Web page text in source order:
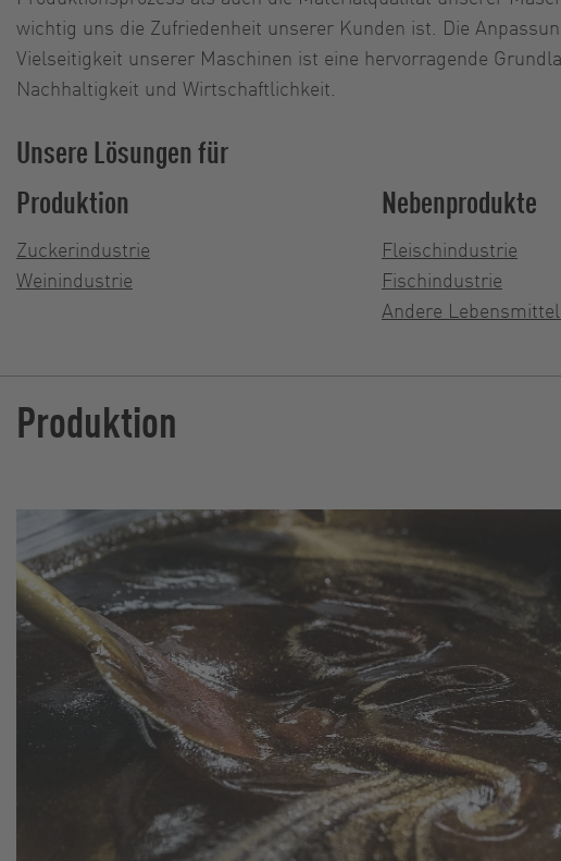
wichtig uns die Zufriedenheit unserer Kunden ist. Die
Vielseitigkeit unserer Maschinen ist eine hervorragende
Nachhaltigkeit und Wirtschaftlichkeit.
Unsere Lösungen für
Produktion
Zuckerindustrie
Weinindustrie
Nebenprodukte
Fleischindustrie
Fischindustrie
Andere
Produktion